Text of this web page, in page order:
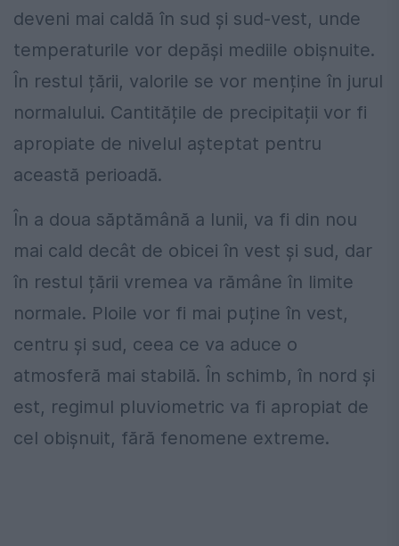
deveni mai caldă în sud și sud-vest, unde
temperaturile vor depăși mediile obișnuite.
În restul țării, valorile se vor menține în jurul
normalului. Cantitățile de precipitații vor fi
apropiate de nivelul așteptat pentru
această perioadă.
În a doua săptămână a lunii, va fi din nou
mai cald decât de obicei în vest și sud, dar
în restul țării vremea va rămâne în limite
normale. Ploile vor fi mai puține în vest,
centru și sud, ceea ce va aduce o
atmosferă mai stabilă. În schimb, în nord și
est, regimul pluviometric va fi apropiat de
cel obișnuit, fără fenomene extreme.